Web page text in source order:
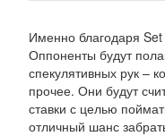
Именно благодаря
Оппоненты будут
спекулятивных рук –
прочее. Они будут
ставки с целью
отличный шанс